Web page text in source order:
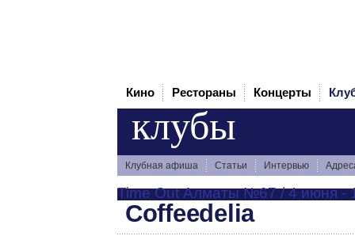
Кино Рестораны Концерты
клубы
Клубная афиша Статьи Интервью
Time Out Алматы №67 / 4 июня -
Coffeedelia